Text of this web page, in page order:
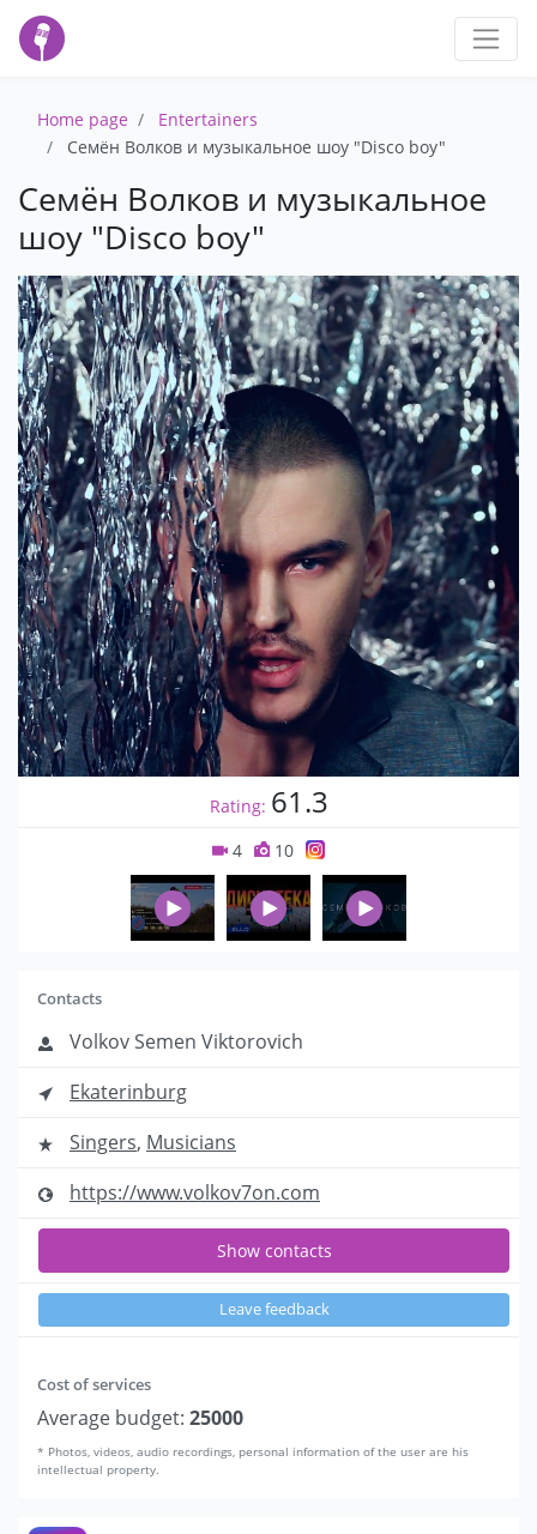
Home page
Entertainers
Семён Волков и музыкальное шоу "Disco boy"
Семён Волков и музыкальное
шоу "Disco boy"
Rating: 61.3
4 10
Contacts
Volkov Semen Viktorovich
Ekaterinburg
Singers, Musicians
https://www.volkov7on.com
Show contacts
Leave feedback
Cost of services
Average budget: 25000
* Photos, videos, audio recordings, personal information of the user are his
intellectual property.